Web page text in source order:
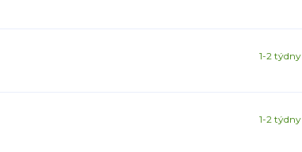
1-2 týdny
1-2 týdny